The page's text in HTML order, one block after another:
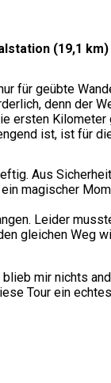
(19,1 km)
für geübte
denn der
ersten
ist, ist für
Aus
magischer
Leider
gleichen Weg
mir nichts
Tour ein